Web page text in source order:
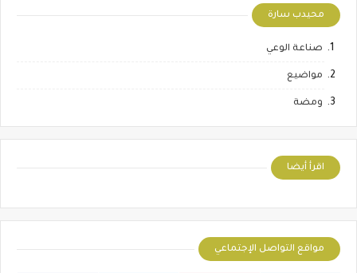
محيدب سارة
صناعة الوعي
مواضيع
ومضة
اقرأ أيضا
مواقع التواصل الإجتماعي